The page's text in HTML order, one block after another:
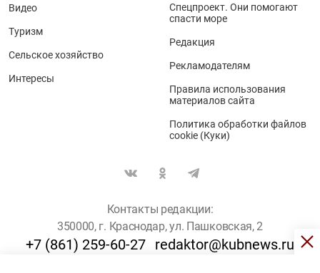
Видео
Туризм
Сельское хозяйство
Интересы
Спецпроект. Они помогают
спасти море
Редакция
Рекламодателям
Правила использования
материалов сайта
Политика обработки файлов
cookie (Куки)
Контакты редакции:
350000, г. Краснодар, ул. Пашковская, 2
+7 (861) 259-60-27 redaktor@kubnews.ru